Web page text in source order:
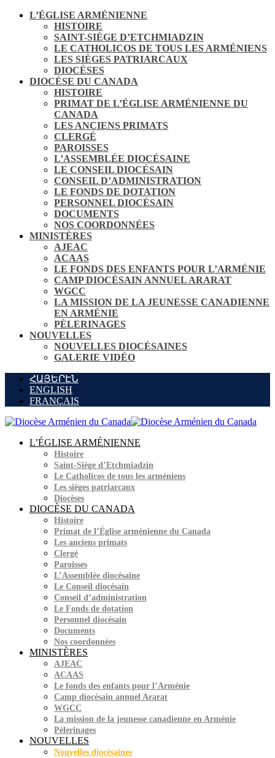
L’ÉGLISE ARMÉNIENNE
HISTOIRE
SAINT-SIÈGE D’ETCHMIADZIN
LE CATHOLICOS DE TOUS LES ARMÉNIENS
LES SIÈGES PATRIARCAUX
DIOCÈSES
DIOCÈSE DU CANADA
HISTOIRE
PRIMAT DE L’ÉGLISE ARMÉNIENNE DU
CANADA
LES ANCIENS PRIMATS
CLERGÉ
PAROISSES
L’ASSEMBLÉE DIOCÉSAINE
LE CONSEIL DIOCÉSAIN
CONSEIL D’ADMINISTRATION
LE FONDS DE DOTATION
PERSONNEL DIOCÉSAIN
DOCUMENTS
NOS COORDONNÉES
MINISTÈRES
AJEAC
ACAAS
LE FONDS DES ENFANTS POUR L’ARMÉNIE
CAMP DIOCÉSAIN ANNUEL ARARAT
WGCC
LA MISSION DE LA JEUNESSE CANADIENNE
EN ARMÉNIE
PÈLERINAGES
NOUVELLES
NOUVELLES DIOCÉSAINES
GALERIE VIDÉO
ՀԱՅԵՐԷՆ
ENGLISH
FRANÇAIS
L’ÉGLISE ARMÉNIENNE
Histoire
Saint-Siège d’Etchmiadzin
Le Catholicos de tous les arméniens
Les sièges patriarcaux
Diocèses
DIOCÈSE DU CANADA
Histoire
Primat de l’Église arménienne du Canada
Les anciens primats
Clergé
Paroisses
L’Assemblée diocésaine
Le Conseil diocésain
Conseil d’administration
Le Fonds de dotation
Personnel diocésain
Documents
Nos coordonnées
MINISTÈRES
AJEAC
ACAAS
Le fonds des enfants pour l’Arménie
Camp diocésain annuel Ararat
WGCC
La mission de la jeunesse canadienne en Arménie
Pèlerinages
NOUVELLES
Nouvelles diocésaines